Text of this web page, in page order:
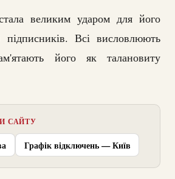
великим ударом для його
підписників. Всі висловлюють
його як талановиту
САЙТУ
Графік відключень — Київ